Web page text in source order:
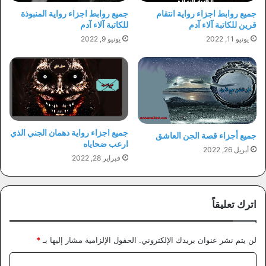
جميع روابط اجزاء رواية انتقام
قرين للكاتبة آلاء آدم
يونيو 11, 2022
جميع روابط اجزاء رواية المنبوذة
للكاتبة آلاء آدم
يونيو 9, 2022
جميع أجزاء قصة الجن العاشق
أبريل 26, 2022
جميع اجزاء رواية دهمان الجني الذي
ارعب ضحاياه
فبراير 28, 2022
اترك تعليقاً
لن يتم نشر عنوان بريدك الإلكتروني. الحقول الإلزامية مشار إليها بـ *